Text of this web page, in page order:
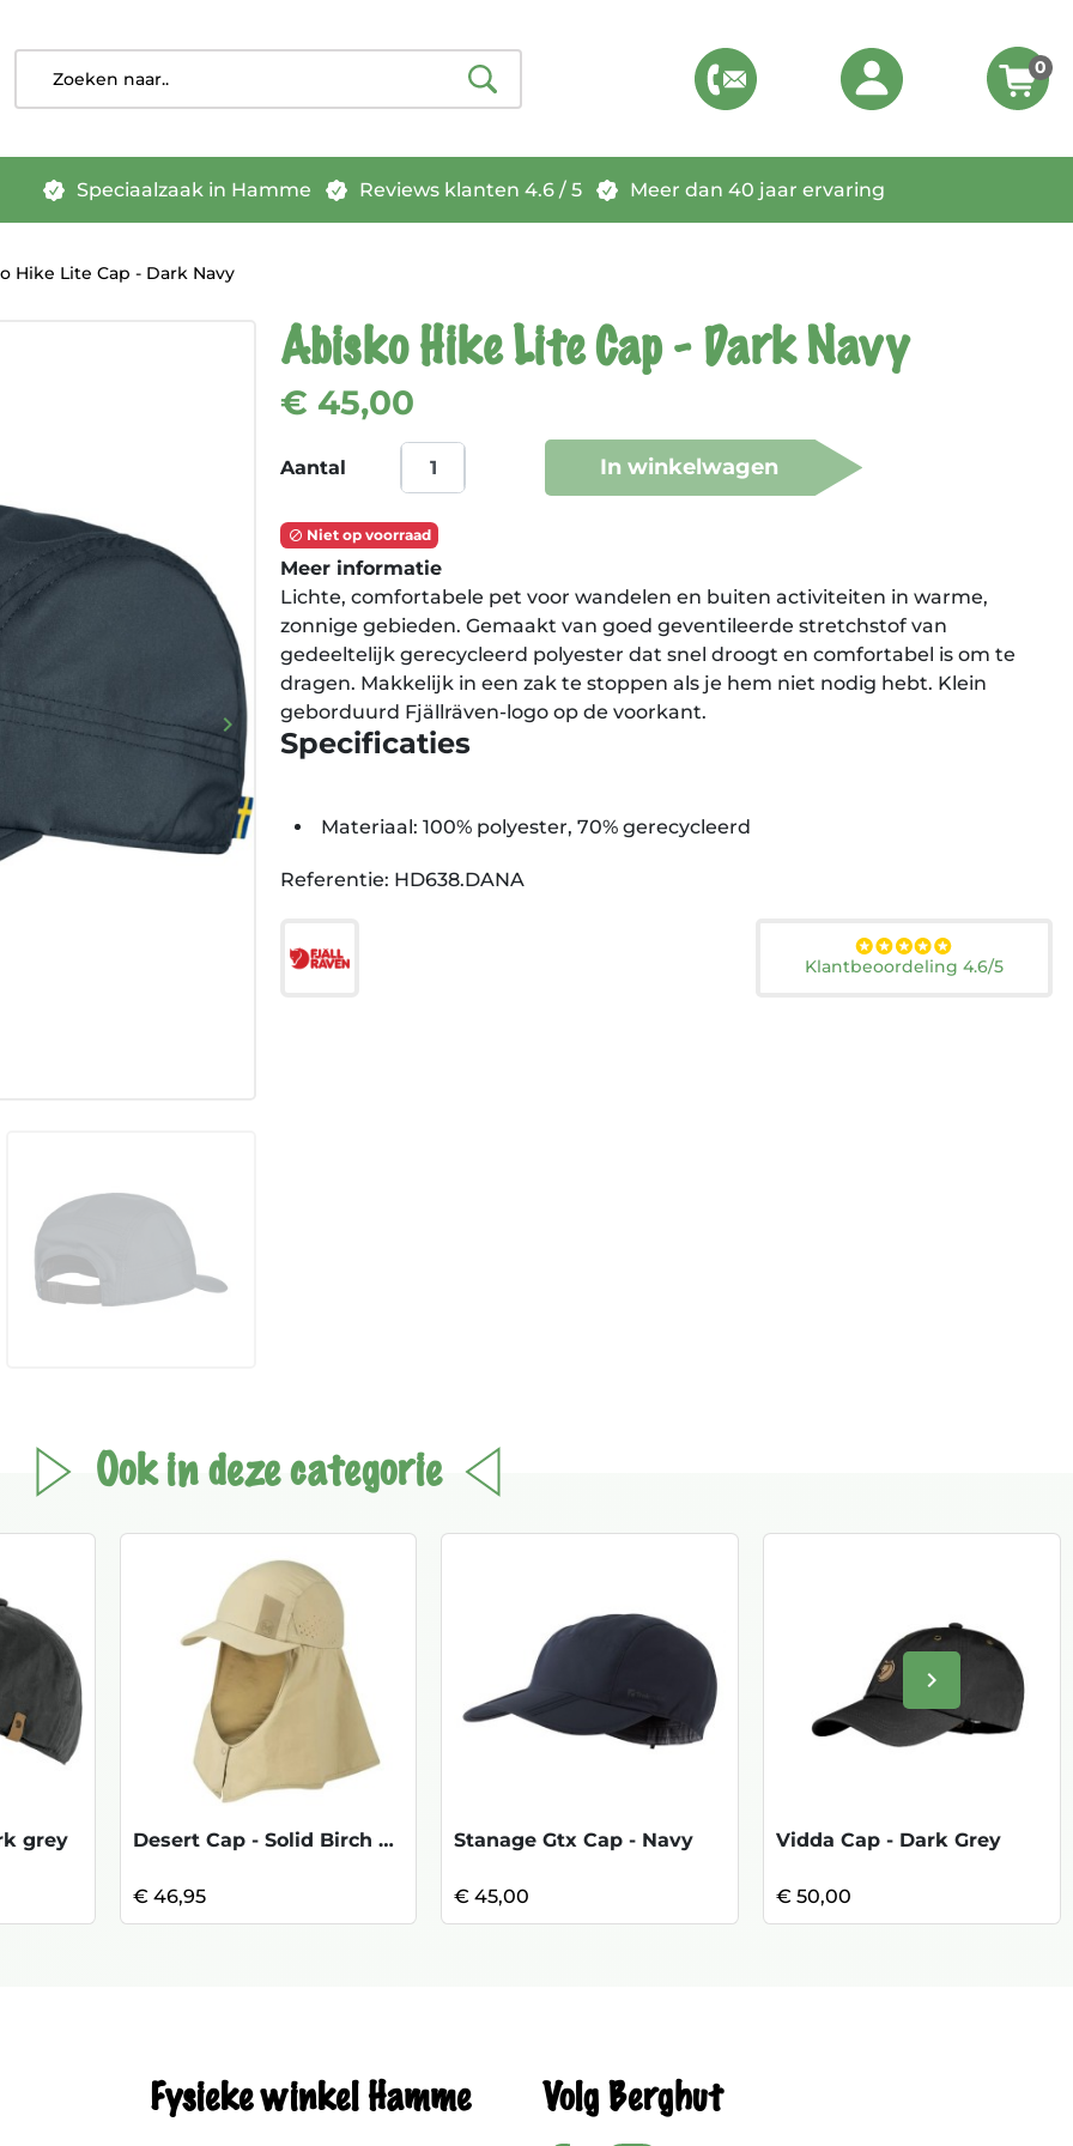
0
Speciaalzaak in Hamme Reviews klanten 4.6 / 5 Meer dan 40 jaar ervaring
Hike Lite Cap - Dark Navy
Volgende
keyboard_arrow_right
Abisko Hike Lite Cap - Dark Navy
€ 45,00
Aantal In winkelwagen
 Niet op voorraad
Meer informatie
Lichte, comfortabele pet voor wandelen en buiten activiteiten in warme,
zonnige gebieden. Gemaakt van goed geventileerde stretchstof van
gedeeltelijk gerecycleerd polyester dat snel droogt en comfortabel is om te
dragen. Makkelijk in een zak te stoppen als je hem niet nodig hebt. Klein
geborduurd Fjällräven-logo op de voorkant.
Specificaties
Materiaal: 100% polyester, 70% gerecycleerd
Referentie: HD638.DANA
Klantbeoordeling 4.6/5
Ook in deze categorie
Volgende
keyboard_arrow_right
grey Desert Cap - Solid Birch Grey
€ 46,95
Stanage Gtx Cap - Navy
€ 45,00
Vidda Cap - Dark Grey
€ 50,00
Fysieke winkel Hamme Volg Berghut